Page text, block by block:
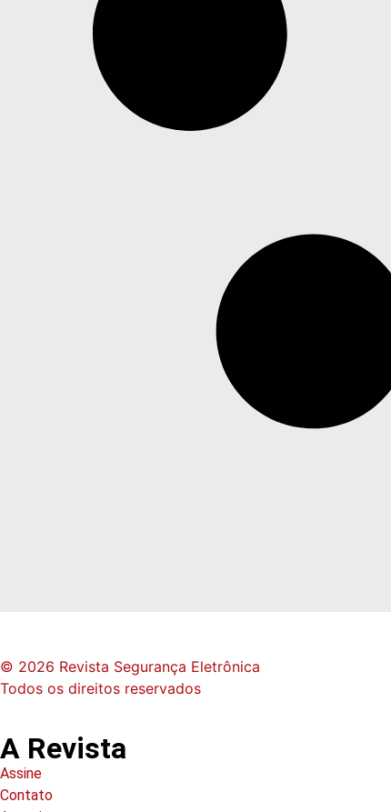
© 2026 Revista Segurança Eletrônica
Todos os direitos reservados
A Revista
Assine
Contato